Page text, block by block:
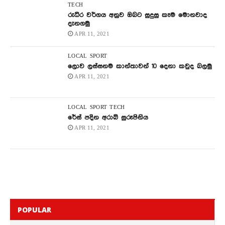
TECH
රුධිර වර්ගය අනුව ඔබට සුදුසු කෑම මොනවාද
දැනගමු
APR 11, 2021
LOCAL SPORT
ලොව ලස්සනම කාන්තාවන් 10 දෙනා කවුද බලමු
APR 11, 2021
LOCAL SPORT TECH
රේස් පදින අරාබි සුරූපිනිය
APR 11, 2021
POPULAR